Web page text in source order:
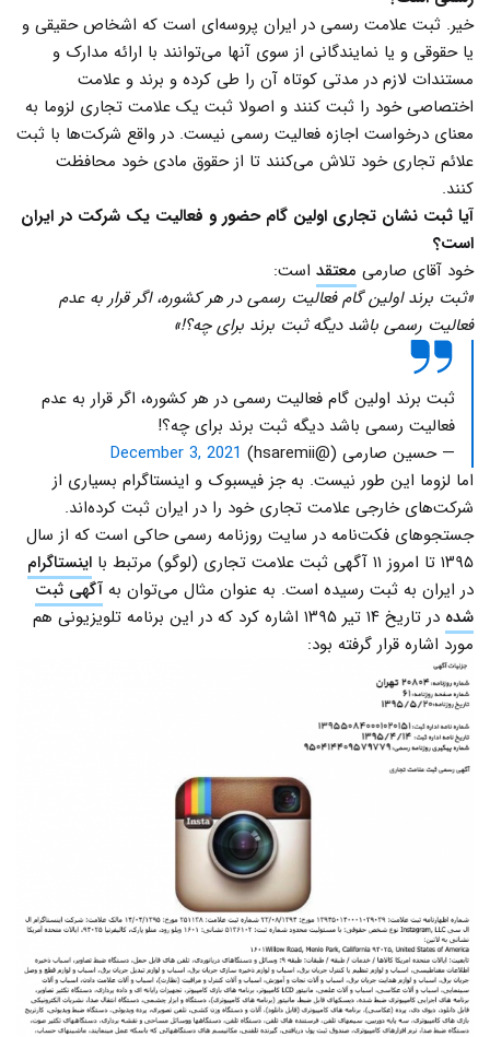
خیر. ثبت علامت رسمی در ایران پروسه‌ای است که اشخاص حقیقی و
یا حقوقی و یا نمایندگانی از سوی آنها می‌توانند با ارائه مدارک و
مستندات لازم در مدتی کوتاه آن را طی کرده و برند و علامت
اختصاصی خود را ثبت کنند و اصولا ثبت یک علامت تجاری لزوما به
معنای درخواست اجازه فعالیت رسمی نیست. در واقع شرکت‌ها با ثبت
علائم تجاری خود تلاش می‌کنند تا از حقوق مادی خود محافظت
کنند.
آیا ثبت نشان تجاری اولین گام حضور و فعالیت یک شرکت در ایران
است؟
خود آقای صارمی معتقد است:
«ثبت برند اولین گام فعالیت رسمی در هر کشوره، اگر قرار به عدم
فعالیت رسمی باشد دیگه ثبت برند برای چه؟!»
ثبت برند اولین گام فعالیت رسمی در هر کشوره، اگر قرار به عدم
فعالیت رسمی باشد دیگه ثبت برند برای چه؟!
— حسین صارمی (@hsaremii)
December 3, 2021
اما لزوما این طور نیست. به جز فیسبوک و اینستاگرام بسیاری از
شرکت‌های خارجی علامت تجاری خود را در ایران ثبت کرده‌اند.
جستجو‌های فکت‌نامه در سایت روزنامه رسمی حاکی است که از سال
۱۳۹۵ تا امروز ۱۱ آگهی ثبت علامت تجاری‌ (لوگو) مرتبط با
اینستاگرام
در ایران به ثبت رسیده است. به عنوان مثال می‌توان به آگهی ثبت
شده
در تاریخ ۱۴ تیر ۱۳۹۵ اشاره کرد که در این برنامه تلویزیونی هم
مورد اشاره قرار گرفته بود: